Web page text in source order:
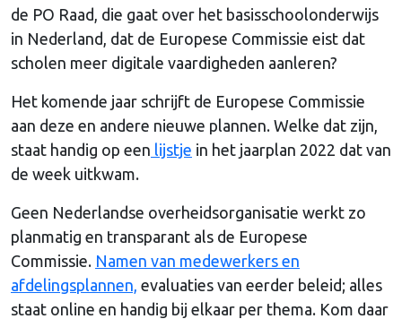
de PO Raad, die gaat over het basisschoolonderwijs
in Nederland, dat de Europese Commissie eist dat
scholen meer digitale vaardigheden aanleren?
Het komende jaar schrijft de Europese Commissie
aan deze en andere nieuwe plannen. Welke dat zijn,
staat handig op een lijstje in het jaarplan 2022 dat van
de week uitkwam.
Geen Nederlandse overheidsorganisatie werkt zo
planmatig en transparant als de Europese
Commissie. Namen van medewerkers en
afdelingsplannen, evaluaties van eerder beleid; alles
staat online en handig bij elkaar per thema. Kom daar